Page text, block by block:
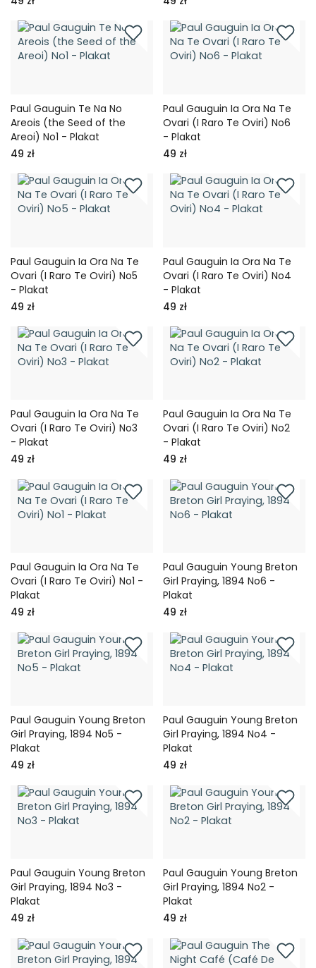
Paul Gauguin Te Na No
Areois (the Seed of the
Areoi) No1 - Plakat
49 zł
Paul Gauguin Ia Ora Na Te
Ovari (I Raro Te Oviri) No6
- Plakat
49 zł
Paul Gauguin Ia Ora Na Te
Ovari (I Raro Te Oviri) No5
- Plakat
49 zł
Paul Gauguin Ia Ora Na Te
Ovari (I Raro Te Oviri) No4
- Plakat
49 zł
Paul Gauguin Ia Ora Na Te
Ovari (I Raro Te Oviri) No3
- Plakat
49 zł
Paul Gauguin Ia Ora Na Te
Ovari (I Raro Te Oviri) No2
- Plakat
49 zł
Paul Gauguin Ia Ora Na Te
Ovari (I Raro Te Oviri) No1 -
Plakat
49 zł
Paul Gauguin Young Breton
Girl Praying, 1894 No6 -
Plakat
49 zł
Paul Gauguin Young Breton
Girl Praying, 1894 No5 -
Plakat
49 zł
Paul Gauguin Young Breton
Girl Praying, 1894 No4 -
Plakat
49 zł
Paul Gauguin Young Breton
Girl Praying, 1894 No3 -
Plakat
49 zł
Paul Gauguin Young Breton
Girl Praying, 1894 No2 -
Plakat
49 zł